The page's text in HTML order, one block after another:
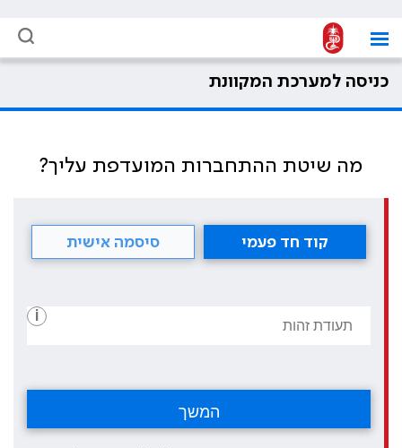
כניסה למערכת המקוונת
מה שיטת ההתחברות המועדפת עליך?
קוד חד פעמי סיסמה אישית
i